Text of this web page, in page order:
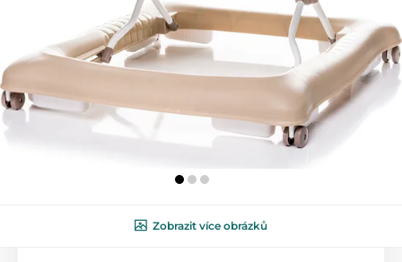
Zobrazit více obrázků